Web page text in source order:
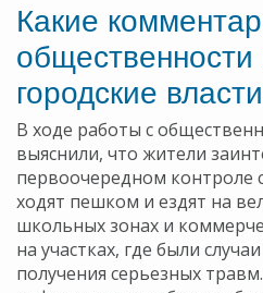
Какие
общественности
городские
В ходе работы с
выяснили, что жители
первоочередном контроле
ходят пешком и ездят на
школьных зонах и
на участках, где были
получения серьезных